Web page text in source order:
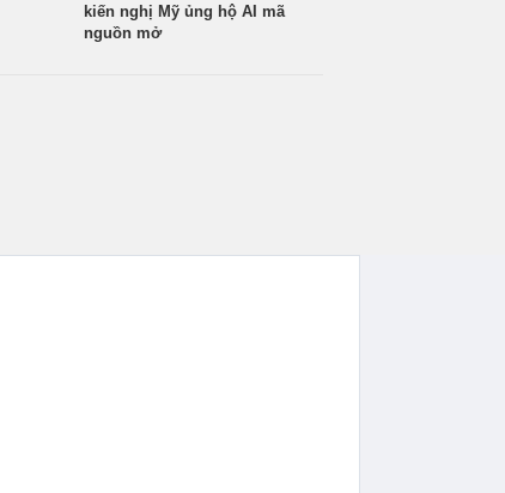
kiến nghị Mỹ ủng hộ AI mã
nguồn mở